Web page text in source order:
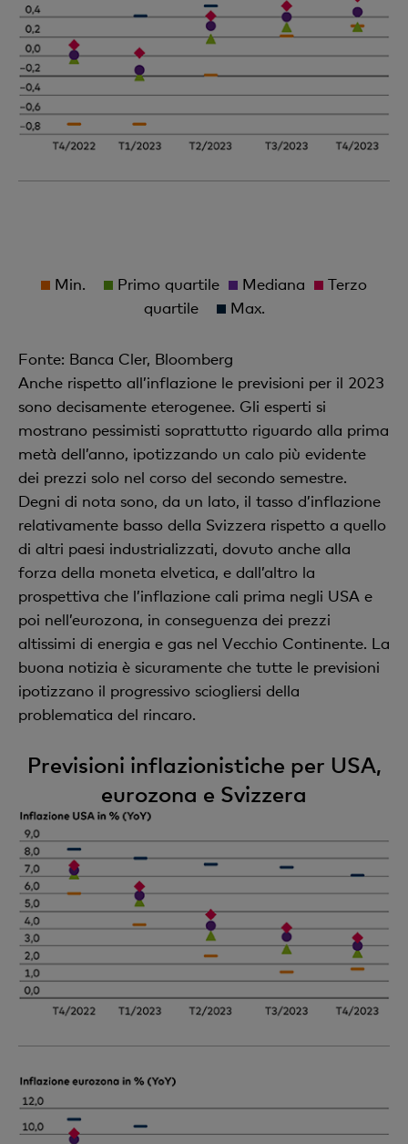
Min. Primo quartile Mediana
Terzo
quartile
Max.
Fonte: Banca Cler, Bloomberg
Anche rispetto all’inflazione le previsioni per il 2023
sono decisamente eterogenee. Gli esperti si
mostrano pessimisti soprattutto riguardo alla prima
metà dell’anno, ipotizzando un calo più evidente
dei prezzi solo nel corso del secondo semestre.
Degni di nota sono, da un lato, il tasso d’inflazione
relativamente basso della Svizzera rispetto a quello
di altri paesi industrializzati, dovuto anche alla
forza della moneta elvetica, e dall’altro la
prospettiva che l’inflazione cali prima negli USA e
poi nell’eurozona, in conseguenza dei prezzi
altissimi di energia e gas nel Vecchio Continente. La
buona notizia è sicuramente che tutte le previsioni
ipotizzano il progressivo sciogliersi della
problematica del rincaro.
Previsioni inflazionistiche per USA,
eurozona e Svizzera